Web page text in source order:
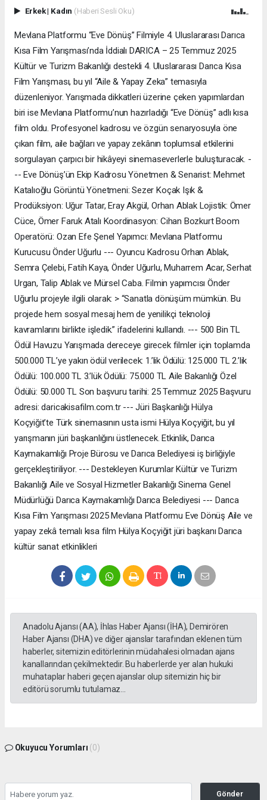
Erkek| Kadın (Haberi Sesli Oku)
Mevlana Platformu “Eve Dönüş” Filmiyle 4. Uluslararası Darıca
Kısa Film Yarışması’nda İddialı DARICA – 25 Temmuz 2025
Kültür ve Turizm Bakanlığı destekli 4. Uluslararası Darıca Kısa
Film Yarışması, bu yıl “Aile & Yapay Zeka” temasıyla
düzenleniyor. Yarışmada dikkatleri üzerine çeken yapımlardan
biri ise Mevlana Platformu’nun hazırladığı “Eve Dönüş” adlı kısa
film oldu. Profesyonel kadrosu ve özgün senaryosuyla öne
çıkan film, aile bağları ve yapay zekânın toplumsal etkilerini
sorgulayan çarpıcı bir hikâyeyi sinemaseverlerle buluşturacak. -
-- Eve Dönüş’ün Ekip Kadrosu Yönetmen & Senarist: Mehmet
Katalıoğlu Görüntü Yönetmeni: Sezer Koçak Işık &
Prodüksiyon: Uğur Tatar, Eray Akgül, Orhan Ablak Lojistik: Ömer
Cüce, Ömer Faruk Atalı Koordinasyon: Cihan Bozkurt Boom
Operatörü: Ozan Efe Şenel Yapımcı: Mevlana Platformu
Kurucusu Önder Uğurlu --- Oyuncu Kadrosu Orhan Ablak,
Semra Çelebi, Fatih Kaya, Önder Uğurlu, Muharrem Acar, Serhat
Urgan, Talip Ablak ve Mürsel Caba. Filmin yapımcısı Önder
Uğurlu projeyle ilgili olarak: > “Sanatla dönüşüm mümkün. Bu
projede hem sosyal mesaj hem de yenilikçi teknoloji
kavramlarını birlikte işledik.” ifadelerini kullandı. --- 500 Bin TL
Ödül Havuzu Yarışmada dereceye girecek filmler için toplamda
500.000 TL’ye yakın ödül verilecek: 1.’lik Ödülü: 125.000 TL 2.’lik
Ödülü: 100.000 TL 3.’lük Ödülü: 75.000 TL Aile Bakanlığı Özel
Ödülü: 50.000 TL Son başvuru tarihi: 25 Temmuz 2025 Başvuru
adresi: daricakisafilm.com.tr --- Jüri Başkanlığı Hülya
Koçyiğit’te Türk sinemasının usta ismi Hülya Koçyiğit, bu yıl
yarışmanın jüri başkanlığını üstlenecek. Etkinlik, Darıca
Kaymakamlığı Proje Bürosu ve Darıca Belediyesi iş birliğiyle
gerçekleştiriliyor. --- Destekleyen Kurumlar Kültür ve Turizm
Bakanlığı Aile ve Sosyal Hizmetler Bakanlığı Sinema Genel
Müdürlüğü Darıca Kaymakamlığı Darıca Belediyesi --- Darıca
Kısa Film Yarışması 2025 Mevlana Platformu Eve Dönüş Aile ve
yapay zekâ temalı kısa film Hülya Koçyiğit jüri başkanı Darıca
kültür sanat etkinlikleri
Anadolu Ajansı (AA), İhlas Haber Ajansı (İHA), Demirören
Haber Ajansı (DHA) ve diğer ajanslar tarafından eklenen tüm
haberler, sitemizin editörlerinin müdahalesi olmadan ajans
kanallarından çekilmektedir. Bu haberlerde yer alan hukuki
muhataplar haberi geçen ajanslar olup sitemizin hiç bir
editörü sorumlu tutulamaz...
Okuyucu Yorumları (0)
Gönder